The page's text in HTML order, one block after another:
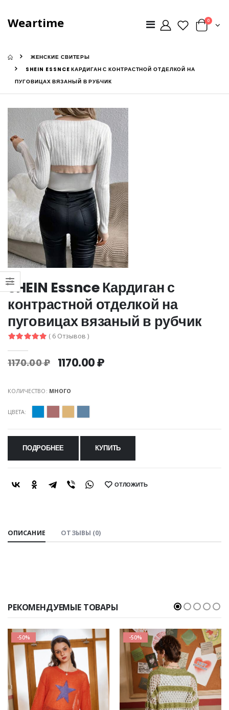
Weartime 0
ЖЕНСКИЕ СВИТЕРЫ
SHEIN ESSNCE КАРДИГАН С КОНТРАСТНОЙ ОТДЕЛКОЙ НА
ПУГОВИЦАХ ВЯЗАНЫЙ В РУБЧИК
SHEIN Essnce Кардиган с
контрастной отделкой на
пуговицах вязаный в рубчик
( 6 Отзывов )
1170.00 ₽ 1170.00 ₽
КОЛИЧЕСТВО: МНОГО
ЦВЕТА:
ПОДРОБНЕЕ КУПИТЬ
SHARE: ОТЛОЖИТЬ
ОПИСАНИЕ ОТЗЫВЫ (0)
РЕКОМЕНДУЕМЫЕ ТОВАРЫ
-50% -50%